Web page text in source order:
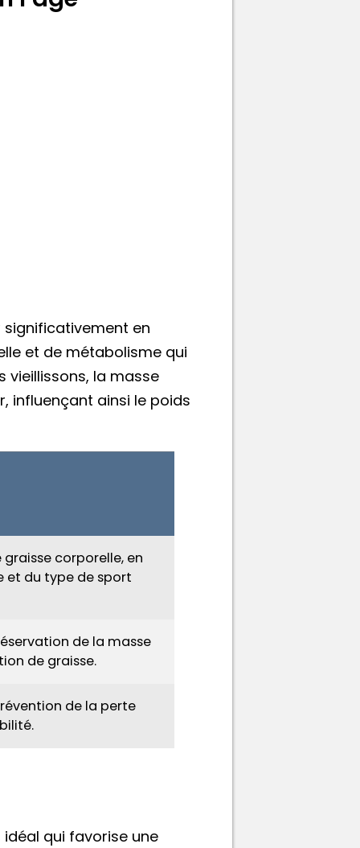
significativement en
et de métabolisme qui
vieillissons, la masse
influençant ainsi le poids
corporelle, en
et du type de sport
de la masse
de graisse.
de la perte
qui favorise une